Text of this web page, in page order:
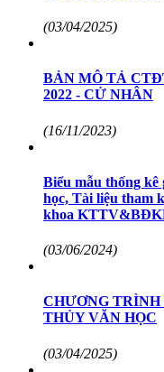
(03/04/2025)
BẢN MÔ TẢ
2022 - CỬ NHÂN
(16/11/2023)
Biểu mẫu thống kê
học, Tài liệu tham
khoa
(03/06/2024)
CHƯƠNG
THỦY VĂN HỌC
(03/04/2025)